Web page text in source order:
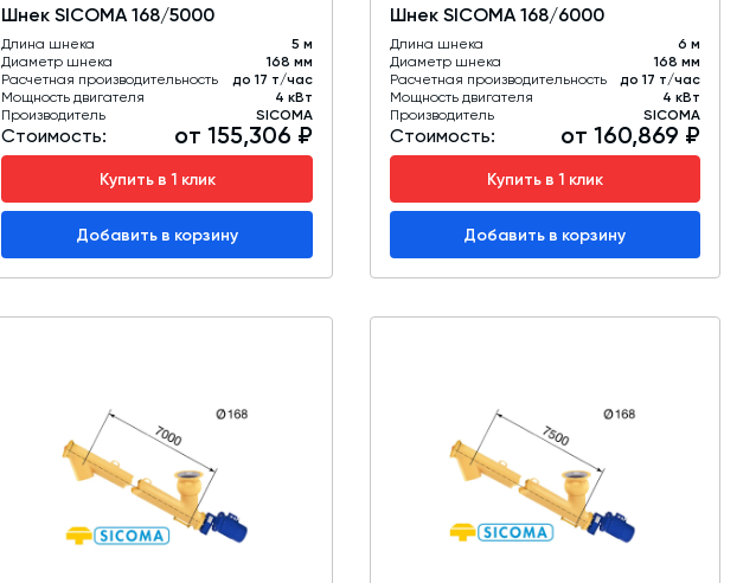
Шнек SICOMA 168/5000
Длина шнека
5 м
Диаметр шнека
168 мм
Расчетная производительность
до 17 т/час
Мощность двигателя
4 кВт
Производитель
SICOMA
Стоимость: от 155,306 ₽
Купить в 1 клик
Добавить в корзину
Шнек SICOMA 168/6000
Длина шнека
6 м
Диаметр шнека
168 мм
Расчетная производительность
до 17 т/час
Мощность двигателя
4 кВт
Производитель
SICOMA
Стоимость: от 160,869 ₽
Купить в 1 клик
Добавить в корзину